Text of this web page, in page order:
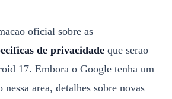
oficial sobre as
de privacidade que serao
17. Embora o Google tenha um
area, detalhes sobre novas